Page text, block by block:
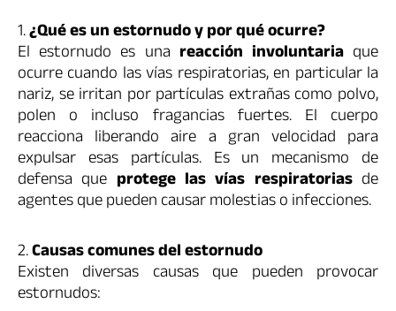
1.¿Qué es un estornudo y por qué ocurre?
El estornudo es una reacción involuntariaque
ocurre cuando las vías respiratorias, en particular la
nariz, se irritan por partículas extrañas como polvo,
polen o incluso fragancias fuertes. El cuerpo
reacciona liberando aire a gran velocidad para
expulsar esas partículas. Es un mecanismo de
defensa que protege las vías respiratoriasde
agentes que pueden causar molestias o infecciones.
2.Causas comunes del estornudo
Existen diversas causas que pueden provocar
estornudos: